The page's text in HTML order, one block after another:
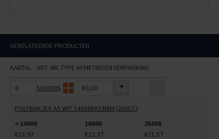
GERELATEERDE PRODUCTEN
AANTAL ART. NR.TYPE AFMETINGENVERPAKKING
5018005 €0,00
POLYBAKJES A5 WIT 143X68X33MM (200CC)
< 10000
10000
25000
€23,97
€22,37 €21,57